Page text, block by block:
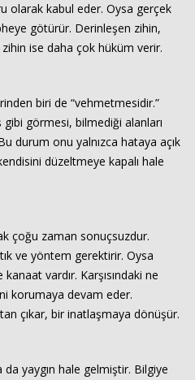
olarak kabul eder. Oysa gerçek
götürür. Derinleşen zihin,
ise daha çok hüküm verir.
biri de “vehmetmesidir.”
görmesi, bilmediği alanları
durum onu yalnızca hataya açık
düzeltmeye kapalı hale
çoğu zaman sonuçsuzdur.
ve yöntem gerektirir. Oysa
vardır. Karşısındaki ne
korumaya devam eder.
çıkar, bir inatlaşmaya dönüşür.
yaygın hale gelmiştir. Bilgiye